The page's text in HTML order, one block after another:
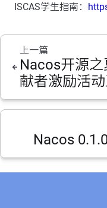
ISCAS学生指南：
上一篇
Nacos开源
献者激励活动
Nacos